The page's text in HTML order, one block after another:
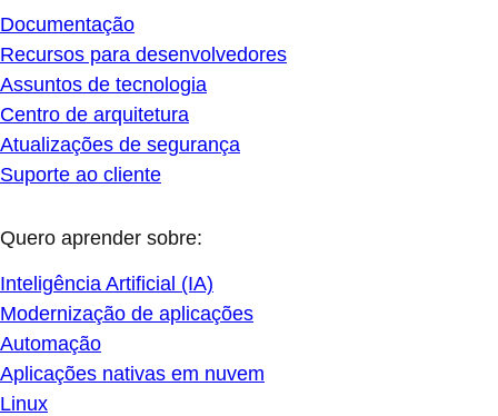
Documentação
Recursos para desenvolvedores
Assuntos de tecnologia
Centro de arquitetura
Atualizações de segurança
Suporte ao cliente
Quero aprender sobre:
Inteligência Artificial (IA)
Modernização de aplicações
Automação
Aplicações nativas em nuvem
Linux